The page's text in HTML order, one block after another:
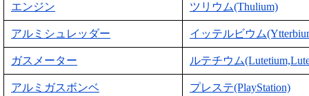
エンジン ツリウム(Thulium)
アルミシュレッダー イッテルビウム
ガスメーター ルテチウム
アルミガスボンベ プレステ(PlayStation)